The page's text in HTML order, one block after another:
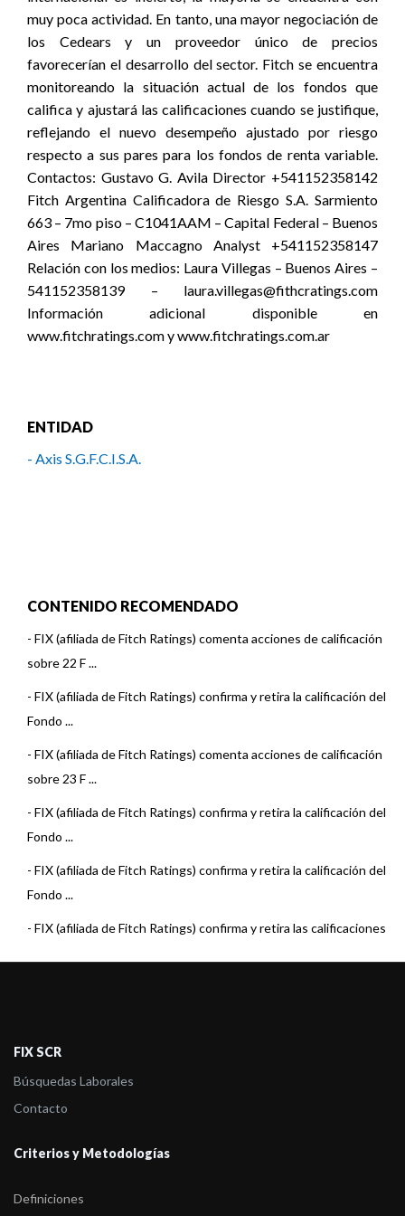
muy poca actividad. En tanto, una mayor negociación de
los Cedears y un proveedor único de precios
favorecerían el desarrollo del sector. Fitch se encuentra
monitoreando la situación actual de los fondos que
califica y ajustará las calificaciones cuando se justifique,
reflejando el nuevo desempeño ajustado por riesgo
respecto a sus pares para los fondos de renta variable.
Contactos: Gustavo G. Avila Director +541152358142
Fitch Argentina Calificadora de Riesgo S.A. Sarmiento
663 – 7mo piso – C1041AAM – Capital Federal – Buenos
Aires Mariano Maccagno Analyst +541152358147
Relación con los medios: Laura Villegas – Buenos Aires –
541152358139 – laura.villegas@fithcratings.com
Información adicional disponible en
www.fitchratings.com y www.fitchratings.com.ar
ENTIDAD
- Axis S.G.F.C.I.S.A.
CONTENIDO RECOMENDADO
- FIX (afiliada de Fitch Ratings) comenta acciones de calificación
sobre 22 F ...
- FIX (afiliada de Fitch Ratings) confirma y retira la calificación del
Fondo ...
- FIX (afiliada de Fitch Ratings) comenta acciones de calificación
sobre 23 F ...
- FIX (afiliada de Fitch Ratings) confirma y retira la calificación del
Fondo ...
- FIX (afiliada de Fitch Ratings) confirma y retira la calificación del
Fondo ...
- FIX (afiliada de Fitch Ratings) confirma y retira las calificaciones
- FIX (afiliada de Fitch) confirma la calificación al fondo Axis
FIX (afiliada de Fitch Ratings) comenta acciones de calificación
-FIX (afiliada de Fitch) confirma la calificación BBBc(arg) a Axis
FIX SCR
Búsquedas Laborales
Contacto
Criterios y Metodologías
Definiciones